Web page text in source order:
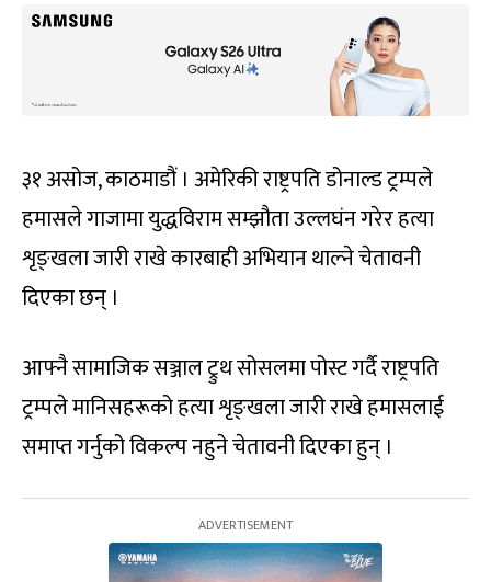
३१ असोज, काठमाडौं । अमेरिकी राष्ट्रपति डोनाल्ड ट्रम्पले
हमासले गाजामा युद्धविराम सम्झौता उल्लघंन गरेर हत्या
शृङ्खला जारी राखे कारबाही अभियान थाल्ने चेतावनी
दिएका छन् ।
आफ्नै सामाजिक सञ्जाल ट्रुथ सोसलमा पोस्ट गर्दै राष्ट्रपति
ट्रम्पले मानिसहरूको हत्या शृङ्खला जारी राखे हमासलाई
समाप्त गर्नुको विकल्प नहुने चेतावनी दिएका हुन् ।